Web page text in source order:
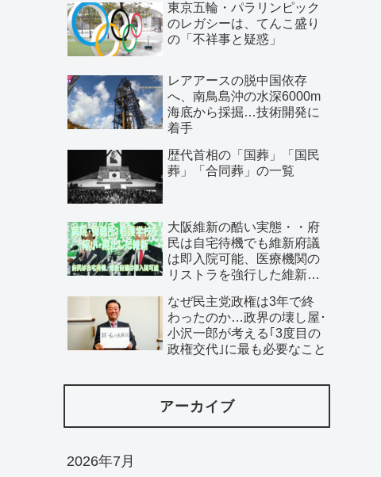
東京五輪・パラリンピック
のレガシーは、てんこ盛り
の「不祥事と疑惑」
レアアースの脱中国依存
へ、南鳥島沖の水深6000m
海底から採掘…技術開発に
着手
歴代首相の「国葬」「国民
葬」「合同葬」の一覧
大阪維新の酷い実態・・府
民は自宅待機でも維新府議
は即入院可能、医療機関の
リストラを強行した維新、
開催…
なぜ民主党政権は3年で終
わったのか…政界の壊し屋･
小沢一郎が考える｢3度目の
政権交代｣に最も必要なこと
アーカイブ
2026年7月